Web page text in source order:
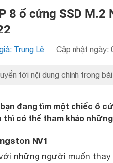
8 ổ cứng SSD M.2
Trung Lê Cập nhật ngày:
tới nội dung chính trong bài
bạn đang tìm một chiếc ổ
thì có thể tham khảo
NV1
những người muốn thay